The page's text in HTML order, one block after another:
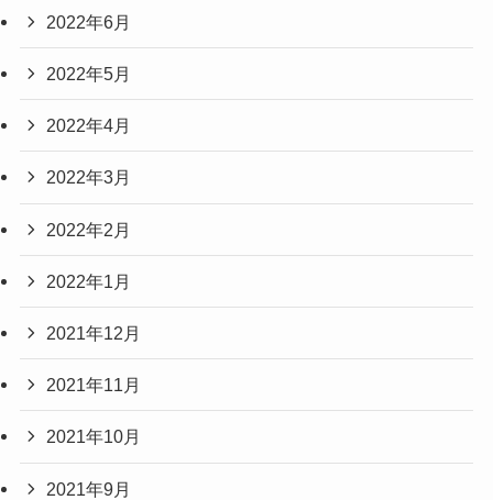
2022年6月
2022年5月
2022年4月
2022年3月
2022年2月
2022年1月
2021年12月
2021年11月
2021年10月
2021年9月